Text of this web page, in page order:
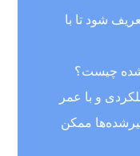
شود تا با
چیست؟
و با عمر
ممکن